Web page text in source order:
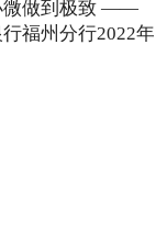
微做到极致 ——
福州分行2022年